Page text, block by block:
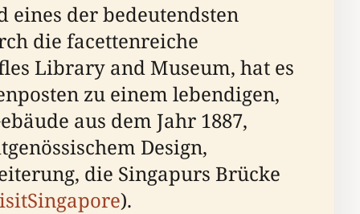
eines der bedeutendsten
die facettenreiche
Library and Museum, hat es
zu einem lebendigen,
aus dem Jahr 1887,
Design,
die Singapurs Brücke
).